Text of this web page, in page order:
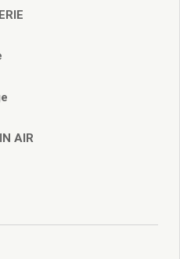
intercommunal
municipal
AIR